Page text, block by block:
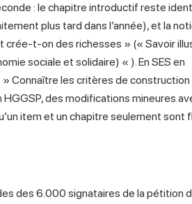
: le chapitre introductif reste
plus tard dans l’année), et la
crée-t-on des richesses » (« Savoir
sociale et solidaire) « ). En SES en
» Connaître les critères de construction
des modifications mineures
item et un chapitre seulement sont
des 6.000 signataires de la pétition